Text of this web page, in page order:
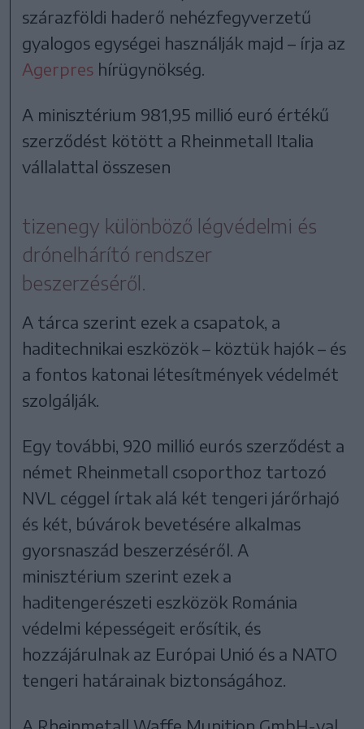
szárazföldi haderő nehézfegyverzetű
gyalogos egységei használják majd – írja az
Agerpres hírügynökség.
A minisztérium 981,95 millió euró értékű
szerződést kötött a Rheinmetall Italia
vállalattal összesen
tizenegy különböző légvédelmi és
drónelhárító rendszer
beszerzéséről.
A tárca szerint ezek a csapatok, a
haditechnikai eszközök – köztük hajók – és
a fontos katonai létesítmények védelmét
szolgálják.
Egy további, 920 millió eurós szerződést a
német Rheinmetall csoporthoz tartozó
NVL céggel írtak alá két tengeri járőrhajó
és két, búvárok bevetésére alkalmas
gyorsnaszád beszerzéséről. A
minisztérium szerint ezek a
haditengerészeti eszközök Románia
védelmi képességeit erősítik, és
hozzájárulnak az Európai Unió és a NATO
tengeri határainak biztonságához.